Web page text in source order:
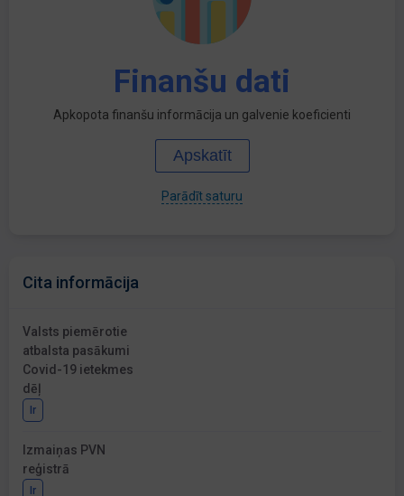
Finanšu dati
Apkopota finanšu informācija un galvenie koeficienti
Apskatīt
Parādīt saturu
Cita informācija
Valsts piemērotie
atbalsta pasākumi
Covid-19 ietekmes
dēļ
Ir
Izmaiņas PVN
reģistrā
Ir